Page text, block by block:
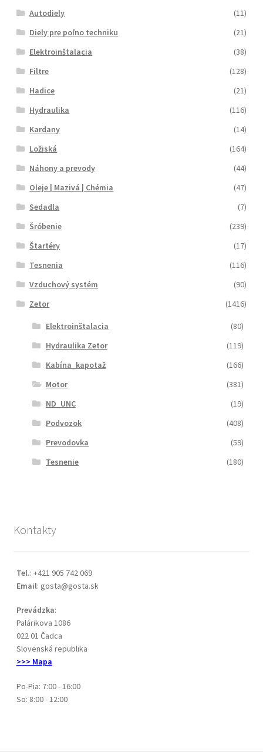
Autodiely
(11)
Diely pre poľno techniku
(21)
Elektroinštalacia
(38)
Filtre
(128)
Hadice
(21)
Hydraulika
(116)
Kardany
(14)
Ložiská
(164)
Náhony a prevody
(44)
Oleje | Mazivá | Chémia
(47)
Sedadla
(7)
Šróbenie
(239)
Štartéry
(17)
Tesnenia
(116)
Vzduchový systém
(90)
Zetor
(1416)
Elektroinštalacia
(80)
Hydraulika Zetor
(119)
Kabína_kapotaž
(166)
Motor
(381)
ND_UNC
(19)
Podvozok
(408)
Prevodovka
(59)
Tesnenie
(180)
Kontakty
Tel.: +421 905 742 069
Email: gosta@gosta.sk
Prevádzka:
Palárikova 1086
022 01 Čadca
Slovenská republika
>>> Mapa
Po-Pia: 7:00 - 16:00
So: 8:00 - 12:00